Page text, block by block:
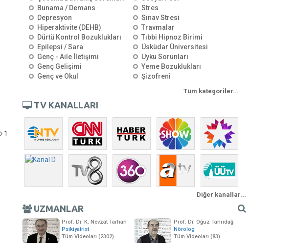
1
Bunama / Demans
Depresyon
Hiperaktivite (DEHB)
Dürtü Kontrol Bozuklukları
Epilepsi / Sara
Genç - Aile İletişimi
Genç Gelişimi
Genç ve Okul
Stres
Sınav Stresi
Travmalar
Tıbbi Hipnoz Birimi
Üsküdar Üniversitesi
Uyku Sorunları
Yeme Bozuklukları
Şizofreni
Tüm kategoriler...
TV KANALLARI
Diğer kanallar...
UZMANLAR
Prof. Dr. K. Nevzat Tarhan
Psikiyatrist
Tüm Videoları (2302)
Prof. Dr. Oğuz Tanrıdağ
Nörolog
Tüm Videoları (83)